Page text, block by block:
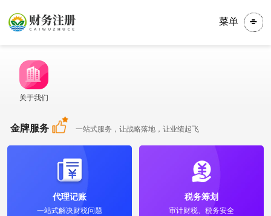
菜单
关于我们
金牌服务 一站式服务，让战略落地，让业绩起飞
代理记账
一站式解决财税问题
税务筹划
审计财税、税务安全